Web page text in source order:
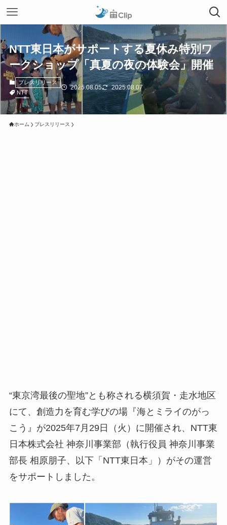
NTT東日本がサポートする夏休み特別ワ
ークショップ「真夏の夜の体験会」開催
プレスリリース
NTT
2025.08.05 2025.08.07
ホーム プレスリリース
“東京湾最後の聖地”とも称される横須賀・走水地区
にて、創造力を育む学びの場『海とミライのがっ
こう』が2025年7月29日（火）に開催され、NTT東
日本株式会社 神奈川事業部（執行役員 神奈川事業
部長 相原朋子、以下「NTT東日本」）がその運営
をサポートしました。